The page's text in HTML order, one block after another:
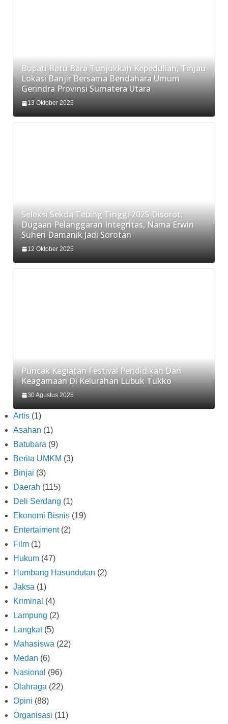
Bupati Batu Bara Tunjukkan Kepedulian, Tinjau
Lokasi Banjir Bersama Bendahara Umum
Gerindra Provinsi Sumatera Utara
13 Oktober 2025
Seleksi Sekda Tebing Tinggi 2025 Disorot:
Dugaan Pelanggaran Integritas, Nama Erwin
Suheri Damanik Jadi Sorotan
12 Oktober 2025
Puncak Kegiatan Festival Pendidikan Dan
Keagamaan Di Kelurahan Lubuk Tukko
30 Agustus 2025
Artis (1)
Asahan (1)
Batubara (9)
Berita UMKM (3)
Binjai (3)
Daerah (115)
Deli Serdang (1)
Ekonomi Bisnis (19)
Entertaiment(2)
Film (1)
Hukum (47)
Humbang Hasundutan (2)
Jaksa (1)
Kriminal (4)
Lampung (2)
Langkat(5)
Mahasiswa (22)
Medan (6)
Nasional (96)
Olahraga (22)
Opini (88)
Organisasi (11)